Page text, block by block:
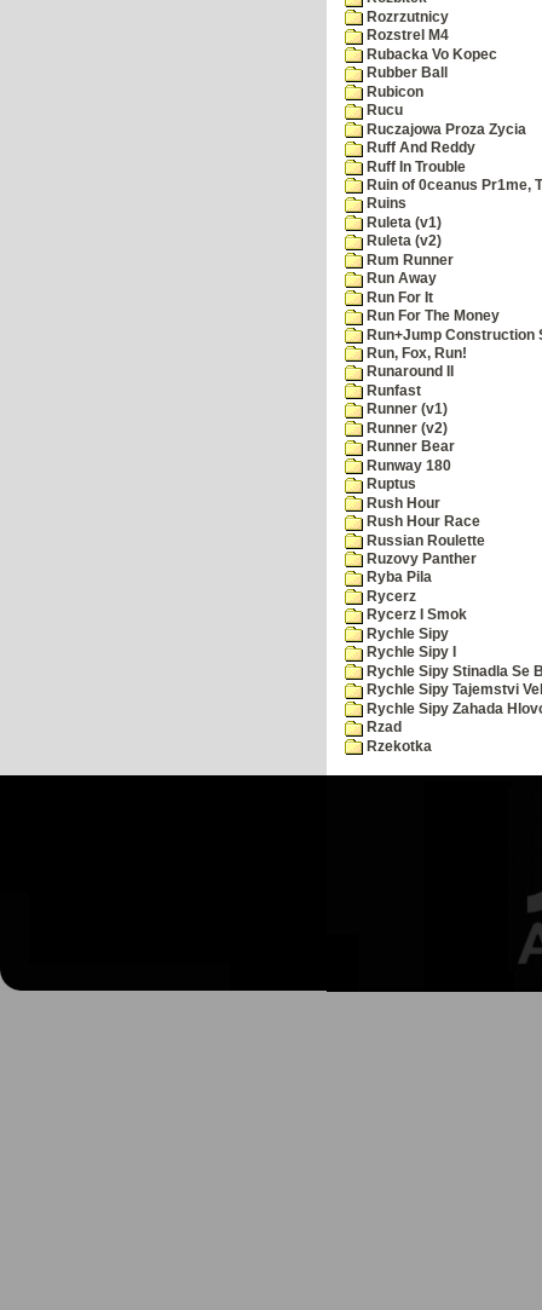
Rozrzutnicy
Rozstrel M4
Rubacka Vo Kopec
Rubber Ball
Rubicon
Rucu
Ruczajowa Proza Zycia
Ruff And Reddy
Ruff In Trouble
Ruin of 0ceanus Pr1me,
Ruins
Ruleta (v1)
Ruleta (v2)
Rum Runner
Run Away
Run For It
Run For The Money
Run+Jump Construction
Run, Fox, Run!
Runaround II
Runfast
Runner (v1)
Runner (v2)
Runner Bear
Runway 180
Ruptus
Rush Hour
Rush Hour Race
Russian Roulette
Ruzovy Panther
Ryba Pila
Rycerz
Rycerz I Smok
Rychle Sipy
Rychle Sipy I
Rychle Sipy Stinadla Se
Rychle Sipy Tajemstvi
Rychle Sipy Zahada
Rzad
Rzekotka